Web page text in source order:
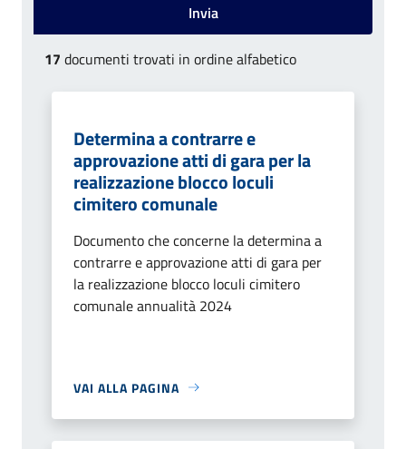
Invia
17 documenti trovati in ordine alfabetico
Determina a contrarre e
approvazione atti di gara per la
realizzazione blocco loculi
cimitero comunale
Documento che concerne la determina a
contrarre e approvazione atti di gara per
la realizzazione blocco loculi cimitero
comunale annualità 2024
VAI ALLA PAGINA